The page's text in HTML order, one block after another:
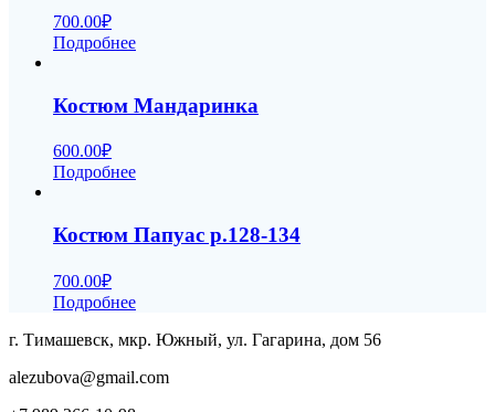
700.00₽
Подробнее
Костюм Мандаринка
600.00₽
Подробнее
Костюм Папуас р.128-134
700.00₽
Подробнее
г. Тимашевск, мкр. Южный, ул. Гагарина, дом 56
alezubova@gmail.com